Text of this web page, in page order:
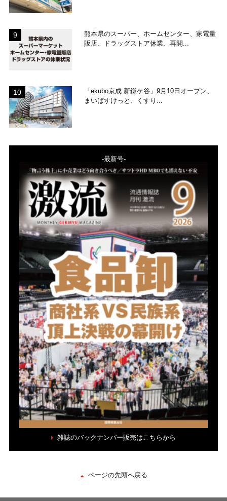
熊本県のスーパー、ホームセンター、家電量
販店、ドラッグストア休業、再開...
「ekubo京成 新鎌ケ谷」9月10日オープン、
まいばすけっと、くすり...
-最新号-
雑誌のバックナンバー販売はこちらから
ページの先頭へ戻る